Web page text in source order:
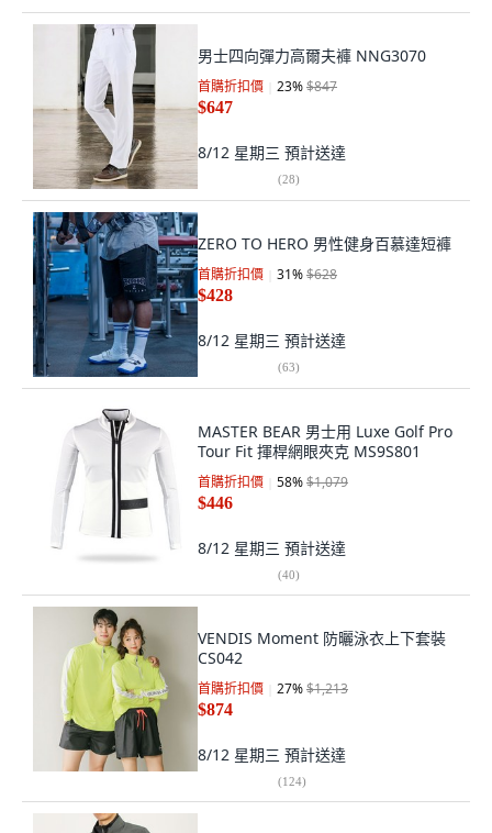
男士四向彈力高爾夫褲 NNG3070
首購折扣價 23%$847
$647
8/12 星期三 預計送達
(28)
ZERO TO HERO 男性健身百慕達短褲
首購折扣價 31%$628
$428
8/12 星期三 預計送達
(63)
MASTER BEAR 男士用 Luxe Golf Pro
Tour Fit 揮桿網眼夾克 MS9S801
首購折扣價 58%$1,079
$446
8/12 星期三 預計送達
(40)
VENDIS Moment 防曬泳衣上下套裝
CS042
首購折扣價 27%$1,213
$874
8/12 星期三 預計送達
(124)